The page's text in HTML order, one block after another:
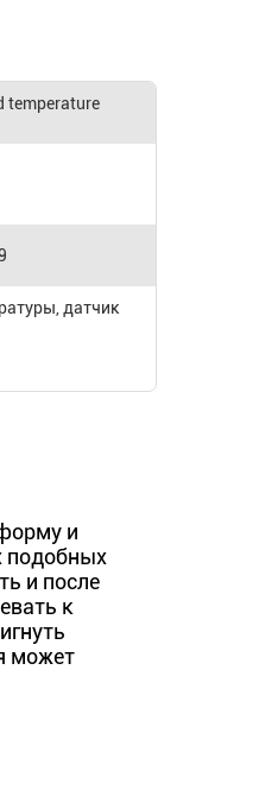
temperature
датчик
и
подобных
и после
к
может